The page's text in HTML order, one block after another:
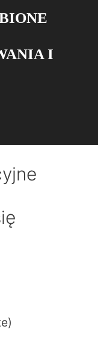
I